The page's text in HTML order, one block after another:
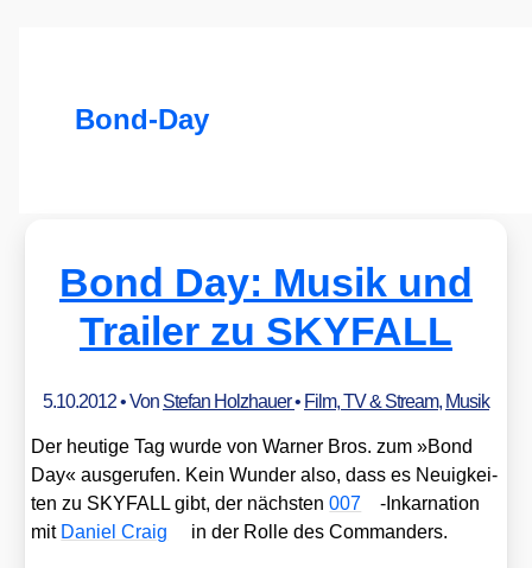
Bond-Day
Bond Day: Musik und
Trailer zu SKYFALL
5.10.2012• Von Stefan Holzhauer• Film, TV & Stream, Musik
Der heu­ti­ge Tag wur­de von War­ner Bros. zum »Bond
Day« aus­ge­ru­fen. Kein Wun­der also, dass es Neu­ig­kei­
ten zu SKYFALL gibt, der nächs­ten007
-Inkar­na­ti­on
mit Dani­el Craig in der Rol­le des Com­man­ders.